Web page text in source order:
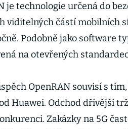
je technologie určená do
viditelných částí mobilních
Podobně jako software
na otevřených
OpenRAN souvisí s
Huawei. Odchod dřívější
Zakázky na 5G